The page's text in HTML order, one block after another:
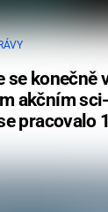
se konečně
akčním
pracovalo